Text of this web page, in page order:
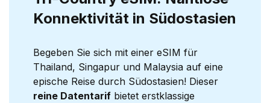
Konnektivität in Südostasien
Begeben Sie sich mit einer eSIM für
Thailand, Singapur und Malaysia auf eine
epische Reise durch Südostasien! Dieser
reine Datentarif bietet erstklassige